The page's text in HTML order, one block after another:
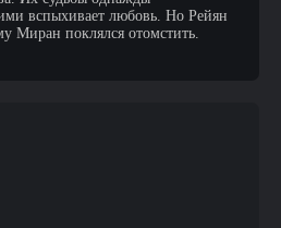
вспыхивает любовь. Но Рейян
Миран поклялся отомстить.